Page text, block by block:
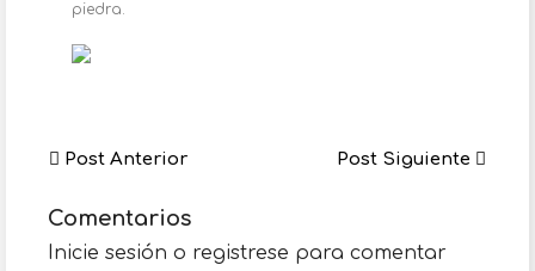
piedra.
Post Anterior Post Siguiente
Comentarios
Inicie sesión o registrese para comentar